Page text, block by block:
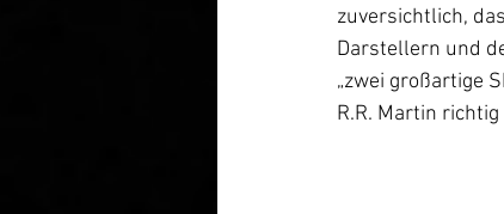
zuversichtlich,
Darstellern und
„zwei großartige
R.R. Martin